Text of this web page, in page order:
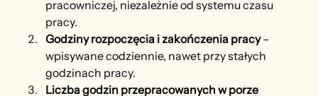
pracowniczej, niezależnie od systemu czasu
pracy.
Godziny rozpoczęcia i zakończenia pracy –
wpisywane codziennie, nawet przy stałych
godzinach pracy.
Liczba godzin przepracowanych w porze